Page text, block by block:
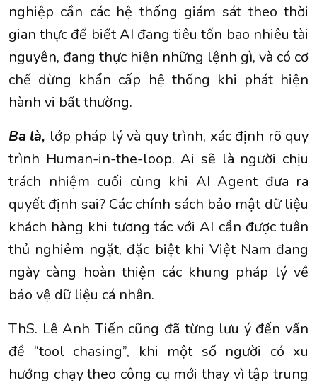
nghiệp cần các hệ thống giám sát theo thời
gian thực để biết AI đang tiêu tốn bao nhiêu tài
nguyên, đang thực hiện những lệnh gì, và có cơ
chế dừng khẩn cấp hệ thống khi phát hiện
hành vi bất thường.
Ba là, lớp pháp lý và quy trình, xác định rõ quy
trình Human-in-the-loop. Ai sẽ là người chịu
trách nhiệm cuối cùng khi AI Agent đưa ra
quyết định sai? Các chính sách bảo mật dữ liệu
khách hàng khi tương tác với AI cần được tuân
thủ nghiêm ngặt, đặc biệt khi Việt Nam đang
ngày càng hoàn thiện các khung pháp lý về
bảo vệ dữ liệu cá nhân.
ThS. Lê Anh Tiến cũng đã từng lưu ý đến vấn
đề “tool chasing”, khi một số người có xu
hướng chạy theo công cụ mới thay vì tập trung